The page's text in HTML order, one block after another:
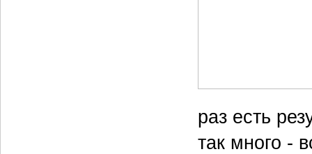
раз есть
так много -